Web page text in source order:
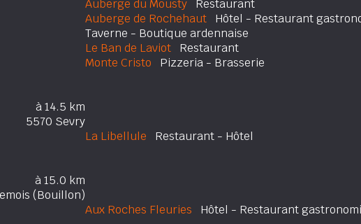
Auberge du Mousty Restaurant
Auberge de Rochehaut Hôtel - Restaurant
Taverne - Boutique ardennaise
Le Ban de Laviot Restaurant
Monte Cristo Pizzeria - Brasserie
à 14.5 km
5570 Sevry
La Libellule Restaurant - Hôtel
à 15.0 km
(Bouillon)
Aux Roches Fleuries Hôtel - Restaurant